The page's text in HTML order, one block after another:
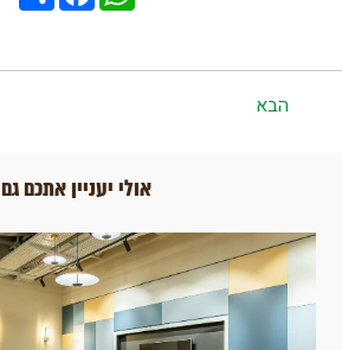
הבא
אולי יעניין אתכם גם